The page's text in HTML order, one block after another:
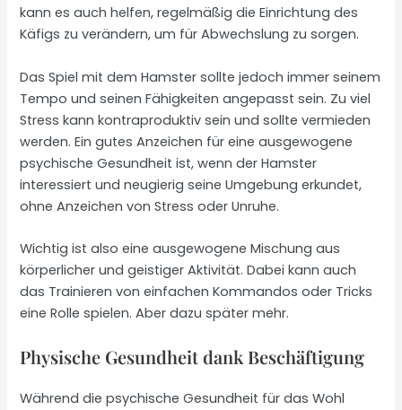
kann es auch helfen, regelmäßig die Einrichtung des
Käfigs zu verändern, um für Abwechslung zu sorgen.
Das Spiel mit dem Hamster sollte jedoch immer seinem
Tempo und seinen Fähigkeiten angepasst sein. Zu viel
Stress kann kontraproduktiv sein und sollte vermieden
werden. Ein gutes Anzeichen für eine ausgewogene
psychische Gesundheit ist, wenn der Hamster
interessiert und neugierig seine Umgebung erkundet,
ohne Anzeichen von Stress oder Unruhe.
Wichtig ist also eine ausgewogene Mischung aus
körperlicher und geistiger Aktivität. Dabei kann auch
das Trainieren von einfachen Kommandos oder Tricks
eine Rolle spielen. Aber dazu später mehr.
Physische Gesundheit dank Beschäftigung
Während die psychische Gesundheit für das Wohl